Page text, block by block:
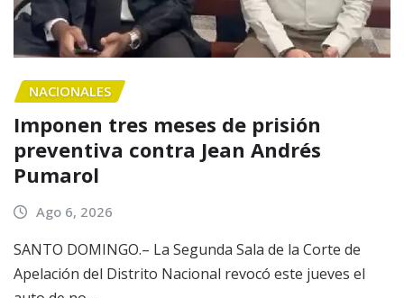
NACIONALES
Imponen tres meses de prisión
preventiva contra Jean Andrés
Pumarol
Ago 6, 2026
SANTO DOMINGO.– La Segunda Sala de la Corte de
Apelación del Distrito Nacional revocó este jueves el